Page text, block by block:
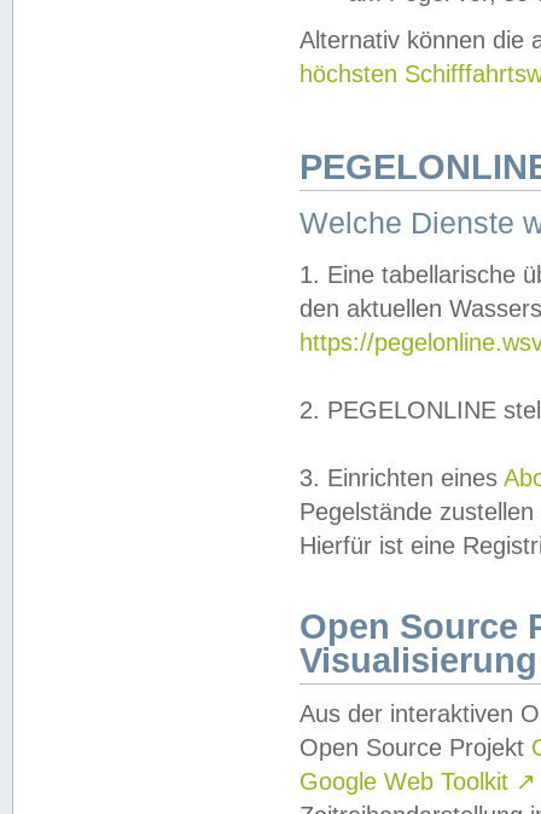
Alternativ können die
höchsten
Welche Dienste
1. Eine tabellarische
den aktuellen
https://
2. PEGELONLINE
3. Einrichten eines
Pegelstände
Hierfür ist eine
Open Source
Visualisierung
Aus der interaktiven
Open Source Projekt
Google Web Toolkit ↗